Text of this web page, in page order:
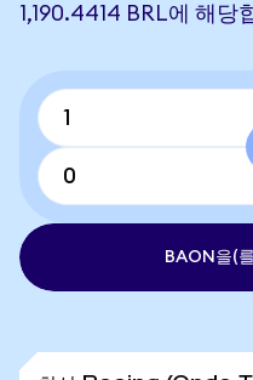
1,190.4414 BRL에 해당
BAON을(